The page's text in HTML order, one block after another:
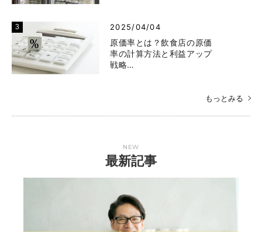
2025/04/04
原価率とは？飲食店の原価
率の計算方法と利益アップ
戦略…
もっとみる
NEW
最新記事